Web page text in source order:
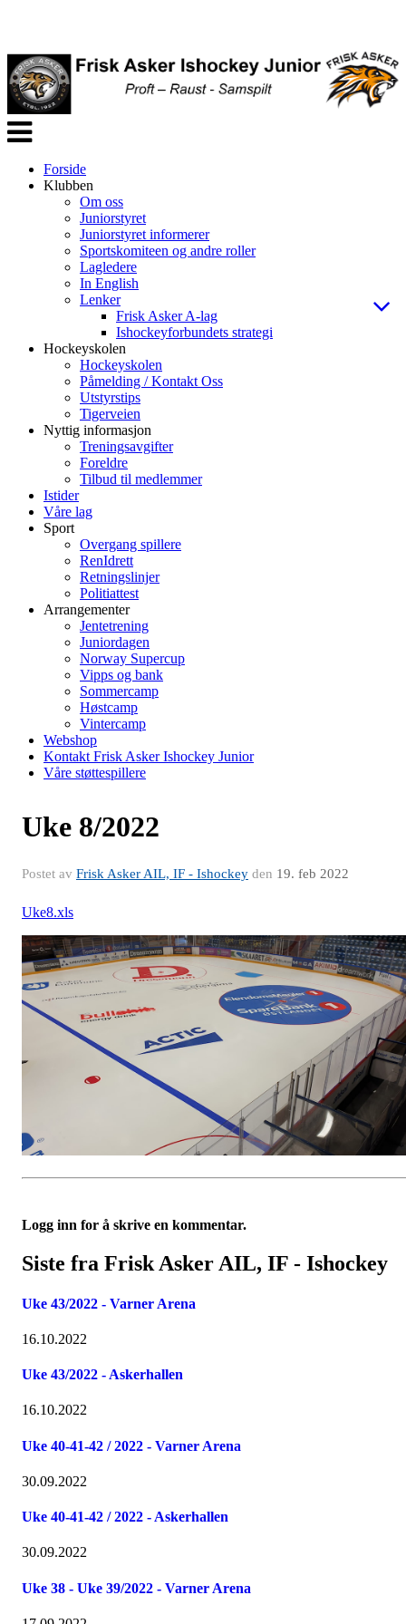
Veksle
navigasjon
Forside
Klubben
Om oss
Juniorstyret
Juniorstyret informerer
Sportskomiteen og andre roller
Lagledere
In English
Lenker
Frisk Asker A-lag
Ishockeyforbundets strategi
Hockeyskolen
Hockeyskolen
Påmelding / Kontakt Oss
Utstyrstips
Tigerveien
Nyttig informasjon
Treningsavgifter
Foreldre
Tilbud til medlemmer
Istider
Våre lag
Sport
Overgang spillere
RenIdrett
Retningslinjer
Politiattest
Arrangementer
Jentetrening
Juniordagen
Norway Supercup
Vipps og bank
Sommercamp
Høstcamp
Vintercamp
Webshop
Kontakt Frisk Asker Ishockey Junior
Våre støttespillere
Uke 8/2022
Postet av Frisk Asker AIL, IF - Ishockey den 19. feb 2022
Uke8.xls
Logg inn for å skrive en kommentar.
Siste fra Frisk Asker AIL, IF - Ishockey
Uke 43/2022 - Varner Arena
16.10.2022
Uke 43/2022 - Askerhallen
16.10.2022
Uke 40-41-42 / 2022 - Varner Arena
30.09.2022
Uke 40-41-42 / 2022 - Askerhallen
30.09.2022
Uke 38 - Uke 39/2022 - Varner Arena